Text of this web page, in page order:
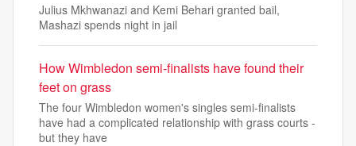
Julius Mkhwanazi and Kemi Behari granted bail,
Mashazi spends night in jail
How Wimbledon semi-finalists have found their
feet on grass
The four Wimbledon women's singles semi-finalists
have had a complicated relationship with grass courts -
but they have